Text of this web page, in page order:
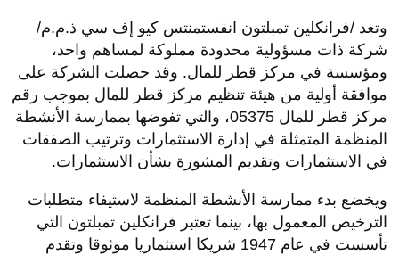
وتعد /فرانكلين تمبلتون انفستمنتس كيو إف سي ذ.م.م/
شركة ذات مسؤولية محدودة مملوكة لمساهم واحد،
ومؤسسة في مركز قطر للمال. وقد حصلت الشركة على
موافقة أولية من هيئة تنظيم مركز قطر للمال بموجب رقم
مركز قطر للمال 05375، والتي تفوضها بممارسة الأنشطة
المنظمة المتمثلة في إدارة الاستثمارات وترتيب الصفقات
في الاستثمارات وتقديم المشورة بشأن الاستثمارات.
ويخضع بدء ممارسة الأنشطة المنظمة لاستيفاء متطلبات
الترخيص المعمول بها، بينما تعتبر فرانكلين تمبلتون التي
تأسست في عام 1947 شريكا استثماريا موثوقا وتقدم